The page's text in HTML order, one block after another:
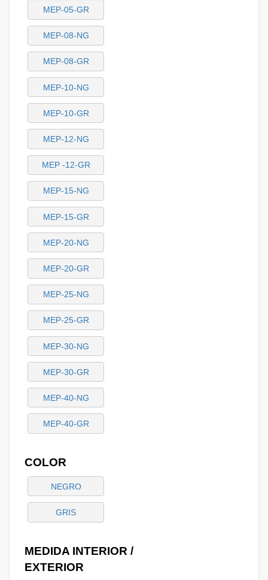
MEP-05-GR
MEP-08-NG
MEP-08-GR
MEP-10-NG
MEP-10-GR
MEP-12-NG
MEP -12-GR
MEP-15-NG
MEP-15-GR
MEP-20-NG
MEP-20-GR
MEP-25-NG
MEP-25-GR
MEP-30-NG
MEP-30-GR
MEP-40-NG
MEP-40-GR
COLOR
NEGRO
GRIS
MEDIDA INTERIOR /
EXTERIOR